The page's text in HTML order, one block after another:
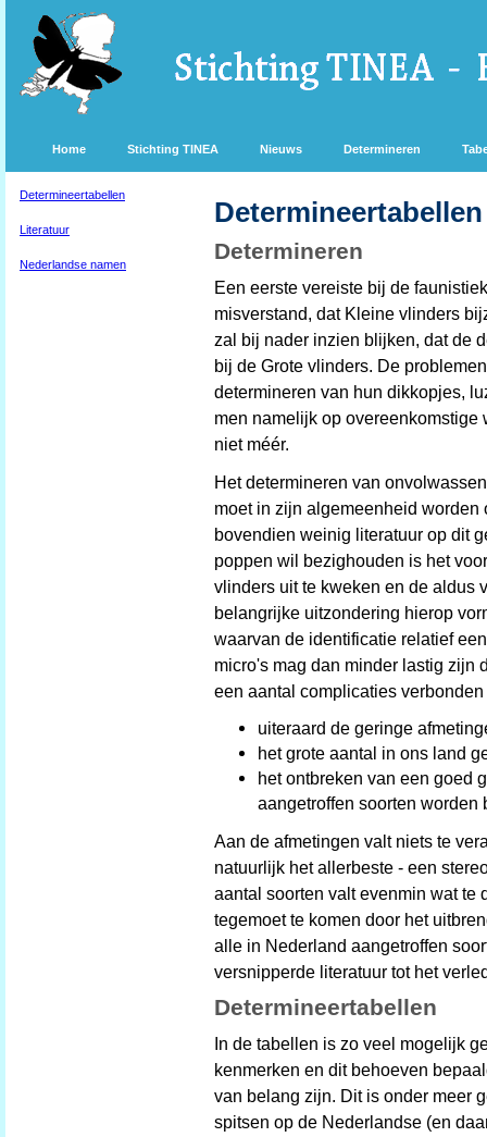
Home Stichting TINEA Nieuws Determineren
Determineertabellen
Literatuur
Nederlandse namen
Determineertabellen
Determineren
Een eerste vereiste bij de
misverstand, dat Kleine vlinders
zal bij nader inzien blijken, dat de
bij de Grote vlinders. De
determineren van hun dikkopjes,
men namelijk op overeenkomstige
niet méér.
Het determineren van
moet in zijn algemeenheid
bovendien weinig literatuur op dit
poppen wil bezighouden is het
vlinders uit te kweken en de aldus
belangrijke uitzondering hierop
waarvan de identificatie relatief
micro's mag dan minder lastig zijn
een aantal complicaties
uiteraard de geringe
het grote aantal in ons land
het ontbreken van een goed
aangetroffen soorten
Aan de afmetingen valt niets te
natuurlijk het allerbeste - een
aantal soorten valt evenmin wat te
tegemoet te komen door het
alle in Nederland aangetroffen
versnipperde literatuur tot het
Determineertabellen
In de tabellen is zo veel mogelijk
kenmerken en dit behoeven
van belang zijn. Dit is onder meer
spitsen op de Nederlandse (en